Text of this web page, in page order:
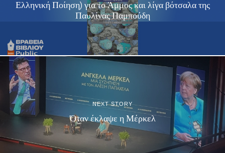
Ελληνική Ποίηση) για το Άμμος και λίγα βότσαλα της
Παυλίνας Παμπούδη
NEXT STORY
Όταν έκλαψε η Μέρκελ